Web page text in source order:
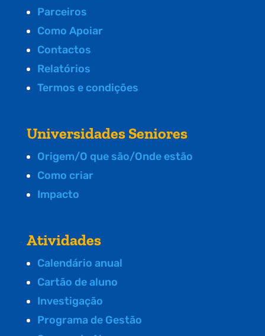
Parceiros
Como Apoiar
Contactos
Relatórios
Termos e condições
Universidades Seniores
Origem/O que são/Onde estão
Como criar
Impacto
Atividades
Calendário anual
Cartão de aluno
Investigação
Programa de Gestão